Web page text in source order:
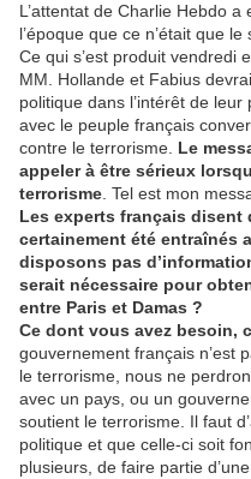
L’attentat de Charlie Hebdo a
l’époque que ce n’était que le
Ce qui s’est produit vendredi
MM. Hollande et Fabius
politique dans l’intérêt de
avec le peuple français
contre le terrorisme. Le
appeler à être sérieux
terrorisme . Tel est mon
Les experts français disent
certainement été entraînés
disposons pas
serait nécessaire pour
entre Paris et Damas ?
Ce dont vous avez besoin,
gouvernement français n’est
le terrorisme, nous ne
avec un pays, ou un
soutient le terrorisme. Il faut
politique et que celle-ci soit
plusieurs, de faire partie